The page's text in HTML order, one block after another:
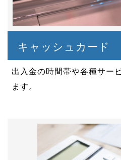
キャッシュカード
出入金の時間帯や各種サー
ます。